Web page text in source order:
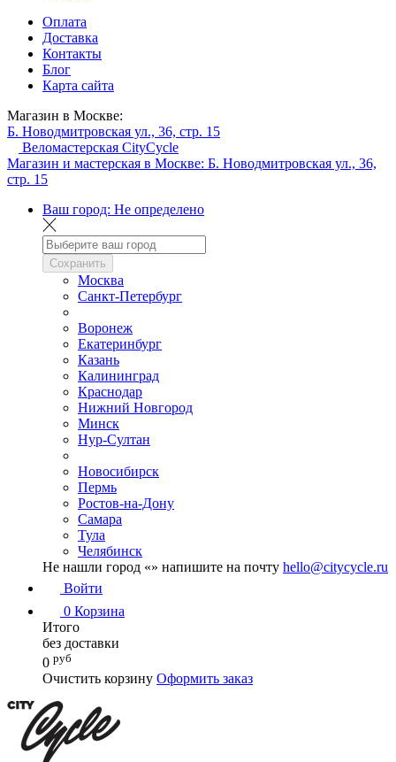
Оплата
Доставка
Контакты
Блог
Карта сайта
Магазин в Москве:
Б. Новодмитровская ул., 36, стр. 15
Веломастерская CityCycle
Магазин и мастерская в Москве: Б. Новодмитровская ул., 36,
стр. 15
Ваш город: Не определено
Сохранить
Москва
Санкт-Петербург
Воронеж
Екатеринбург
Казань
Калининград
Краснодар
Нижний Новгород
Минск
Нур-Султан
Новосибирск
Пермь
Ростов-на-Дону
Самара
Тула
Челябинск
Не нашли город «» напишите на почту hello@citycycle.ru
Войти
0 Корзина
Итого
без доставки
0 руб
Очистить корзину Оформить заказ